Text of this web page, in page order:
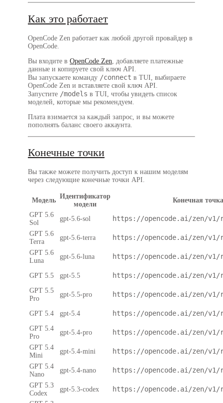
Как это работает
OpenCode Zen работает как любой другой провайдер в
OpenCode.
Вы входите в OpenCode Zen , добавляете платежные
данные и копируете свой ключ API.
Вы запускаете команду /connect в TUI, выбираете
OpenCode Zen и вставляете свой ключ API.
Запустите /models в TUI, чтобы увидеть список
моделей, которые мы рекомендуем.
Плата взимается за каждый запрос, и вы можете
пополнять баланс своего аккаунта.
Конечные точки
Вы также можете получить доступ к нашим моделям
через следующие конечные точки API.
Модель
Идентификатор
модели
Конечная точка
GPT 5.6
Sol
gpt-5.6-sol https://opencode.ai/zen/v1/
GPT 5.6
Terra
gpt-5.6-terra https://opencode.ai/zen/v1/
GPT 5.6
Luna
gpt-5.6-luna https://opencode.ai/zen/v1/
GPT 5.5 gpt-5.5 https://opencode.ai/zen/v1/
GPT 5.5
Pro
gpt-5.5-pro https://opencode.ai/zen/v1/
GPT 5.4 gpt-5.4 https://opencode.ai/zen/v1/
GPT 5.4
Pro
gpt-5.4-pro https://opencode.ai/zen/v1/
GPT 5.4
Mini
gpt-5.4-mini https://opencode.ai/zen/v1/
GPT 5.4
Nano
gpt-5.4-nano https://opencode.ai/zen/v1/
GPT 5.3
Codex
gpt-5.3-codex https://opencode.ai/zen/v1/